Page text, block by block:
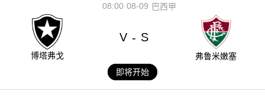
08-09
08:00 巴西甲
博塔弗戈
V - S
弗鲁米嫩塞
即将开始